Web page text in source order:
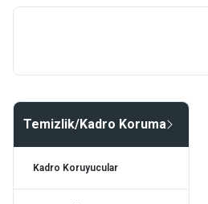
Motul
Pro
Temizlik/Kadro Koruma
Kadro Koruyucular